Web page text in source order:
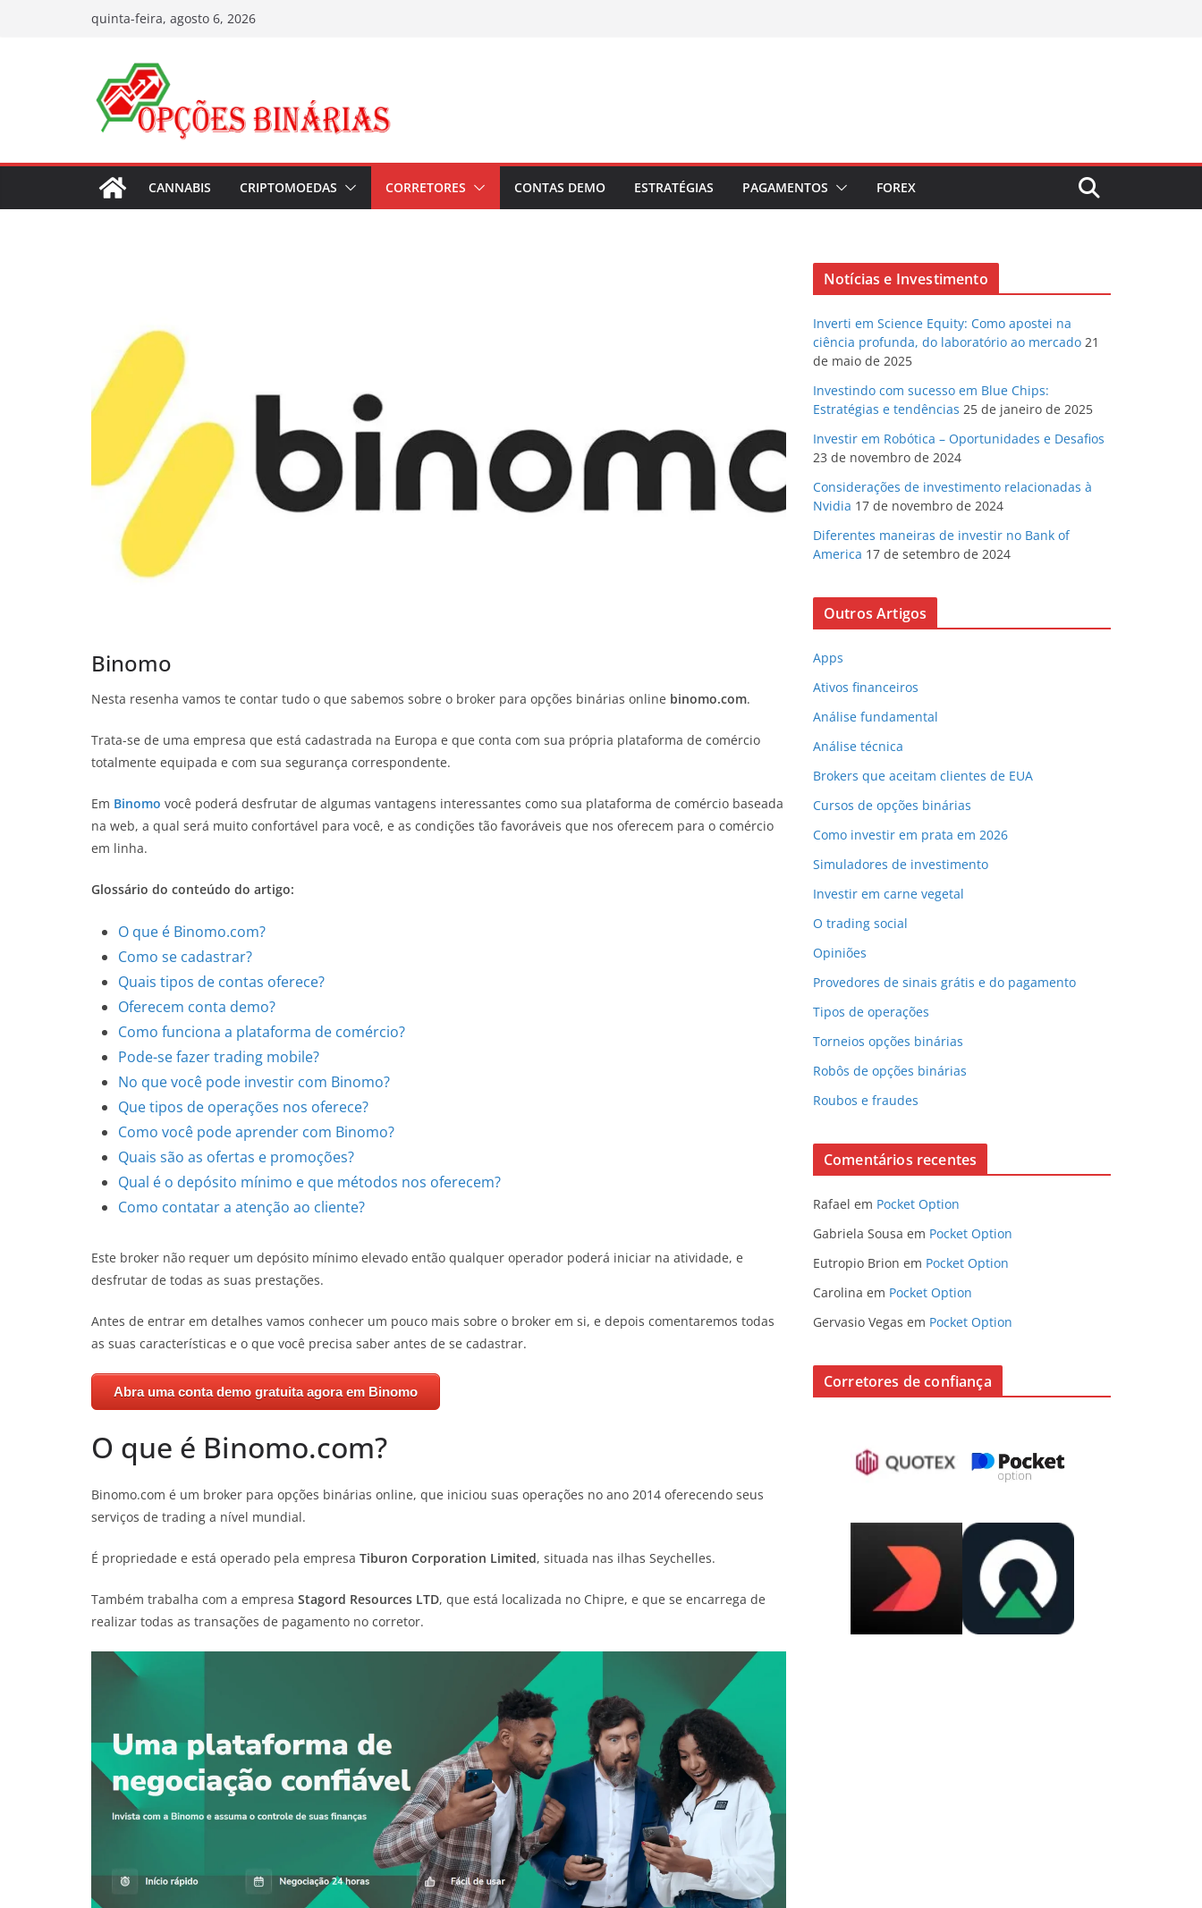
quinta-feira, agosto 6, 2026
CANNABIS CRIPTOMOEDAS CORRETORES CONTAS DEMO ESTRATÉGIAS PAGAMENTOS FOREX
Binomo
Nesta resenha vamos te contar tudo o que sabemos sobre o broker para opções binárias online binomo.com.
Trata-se de uma empresa que está cadastrada na Europa e que conta com sua própria plataforma de comércio
totalmente equipada e com sua segurança correspondente.
Em Binomo você poderá desfrutar de algumas vantagens interessantes como sua plataforma de comércio baseada
na web, a qual será muito confortável para você, e as condições tão favoráveis que nos oferecem para o comércio
em linha.
Glossário do conteúdo do artigo:
O que é Binomo.com?
Como se cadastrar?
Quais tipos de contas oferece?
Oferecem conta demo?
Como funciona a plataforma de comércio?
Pode-se fazer trading mobile?
No que você pode investir com Binomo?
Que tipos de operações nos oferece?
Como você pode aprender com Binomo?
Quais são as ofertas e promoções?
Qual é o depósito mínimo e que métodos nos oferecem?
Como contatar a atenção ao cliente?
Este broker não requer um depósito mínimo elevado então qualquer operador poderá iniciar na atividade, e
desfrutar de todas as suas prestações.
Antes de entrar em detalhes vamos conhecer um pouco mais sobre o broker em si, e depois comentaremos todas
as suas características e o que você precisa saber antes de se cadastrar.
Abra uma conta demo gratuita agora em Binomo
O que é Binomo.com?
Binomo.com é um broker para opções binárias online, que iniciou suas operações no ano 2014 oferecendo seus
serviços de trading a nível mundial.
É propriedade e está operado pela empresa Tiburon Corporation Limited, situada nas ilhas Seychelles.
Também trabalha com a empresa Stagord Resources LTD, que está localizada no Chipre, e que se encarrega de
realizar todas as transações de pagamento no corretor.
Notícias e Investimento
Inverti em Science Equity: Como apostei na
ciência profunda, do laboratório ao mercado 21
de maio de 2025
Investindo com sucesso em Blue Chips:
Estratégias e tendências 25 de janeiro de 2025
Investir em Robótica – Oportunidades e Desafios
23 de novembro de 2024
Considerações de investimento relacionadas à
Nvidia 17 de novembro de 2024
Diferentes maneiras de investir no Bank of
America 17 de setembro de 2024
Outros Artigos
Apps
Ativos financeiros
Análise fundamental
Análise técnica
Brokers que aceitam clientes de EUA
Cursos de opções binárias
Como investir em prata em 2026
Simuladores de investimento
Investir em carne vegetal
O trading social
Opiniões
Provedores de sinais grátis e do pagamento
Tipos de operações
Torneios opções binárias
Robôs de opções binárias
Roubos e fraudes
Comentários recentes
Rafael em Pocket Option
Gabriela Sousa em Pocket Option
Eutropio Brion em Pocket Option
Carolina em Pocket Option
Gervasio Vegas em Pocket Option
Corretores de confiança